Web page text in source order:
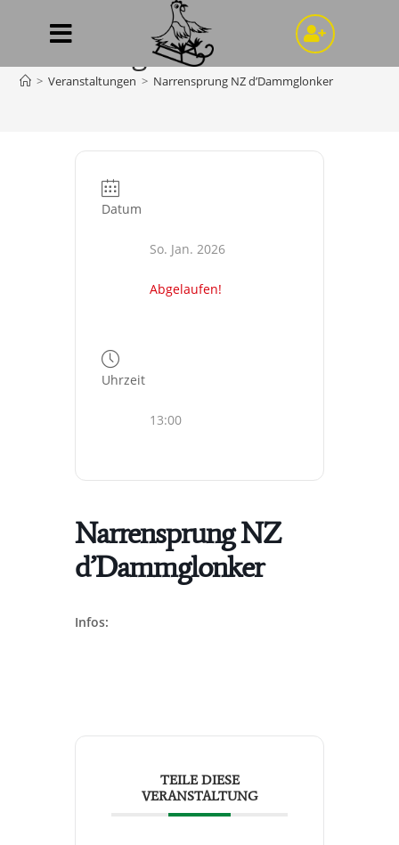
Narrensprung NZ
d’Dammglonker
> Veranstaltungen > Narrensprung NZ d’Dammglonker
Datum
So. Jan. 2026
Abgelaufen!
Uhrzeit
13:00
Narrensprung NZ
d’Dammglonker
Infos:
TEILE DIESE
VERANSTALTUNG